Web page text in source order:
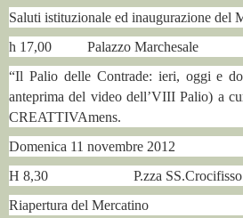
Saluti istituzionale ed inaugurazione del
h 17,00 Palazzo Marchesale
“Il Palio delle Contrade: ieri, oggi e
anteprima del video dell’VIII Palio) a
CREATTIVAmens.
Domenica 11 novembre 2012
H 8,30 P.zza SS.Crocifisso
Riapertura del Mercatino